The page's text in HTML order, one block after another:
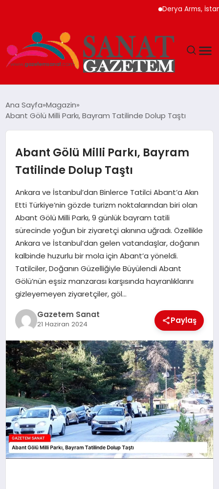
Derya Arms,
SIYASET
SPOR
YAŞAM
EKONOMI
SAĞLIK
DÜNYA
EĞITIM
Ana Sayfa Magazin
Abant Gölü Milli Parkı, Bayram Tatilinde Dolup Taştı
Abant Gölü Milli Parkı, Bayram
Tatilinde Dolup Taştı
Ankara ve İstanbul’dan Binlerce Tatilci Abant’a Akın
Etti Türkiye’nin gözde turizm noktalarından biri olan
Abant Gölü Milli Parkı, 9 günlük bayram tatili
sürecinde yoğun bir ziyaretçi akınına uğradı. Özellikle
Ankara ve İstanbul’dan gelen vatandaşlar, doğanın
kalbinde huzurlu bir mola için Abant’a yöneldi.
Tatilciler, Doğanın Güzelliğiyle Büyülendi Abant
Gölü’nün eşsiz manzarası karşısında hayranlıklarını
gizleyemeyen ziyaretçiler, göl…
Gazetem Sanat
21 Haziran 2024 Paylaş